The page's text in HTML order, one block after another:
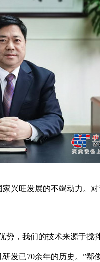
旺发展的不竭动力。对
，我们的技术来源于搅
发已70余年的历史。”